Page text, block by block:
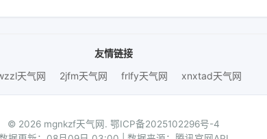
友情链接
天气网
2jfm天气网 frlfy天气网 xnxtad天气网
© 2026 mgnkzf天气网. 鄂ICP备2025102296号-4